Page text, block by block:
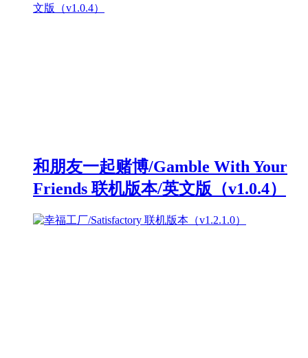
和朋友一起赌博/Gamble With Your
Friends 联机版本/英文版（v1.0.4）